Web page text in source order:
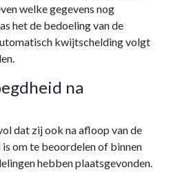
welke gegevens nog
het de bedoeling van de
kwijtschelding volgt
na
dat zij ook na afloop van de
om te beoordelen of binnen
hebben plaatsgevonden.